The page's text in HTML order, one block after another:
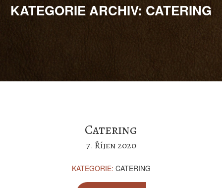
KATEGORIE ARCHIV: CATERING
Catering
7. Říjen2020
KATEGORIE: CATERING